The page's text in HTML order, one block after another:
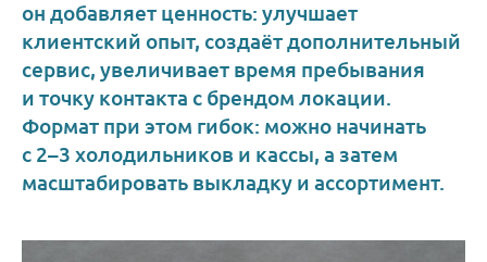
он добавляет ценность: улучшает
клиентский опыт, создаёт дополнительный
сервис, увеличивает время пребывания
и точку контакта с брендом локации.
Формат при этом гибок: можно начинать
с 2–3 холодильников и кассы, а затем
масштабировать выкладку и ассортимент.